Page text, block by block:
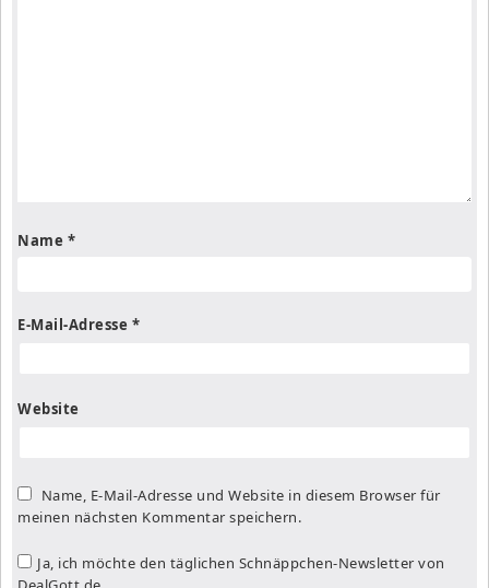
Name *
E-Mail-Adresse *
Website
Name, E-Mail-Adresse und Website in diesem Browser für
meinen nächsten Kommentar speichern.
Ja, ich möchte den täglichen Schnäppchen-Newsletter von